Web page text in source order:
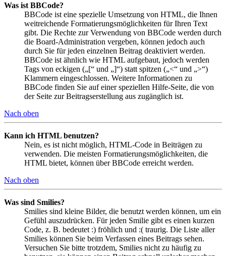
Was ist BBCode?
BBCode ist eine spezielle Umsetzung von HTML, die Ihnen
weitreichende Formatierungsmöglichkeiten für Ihren Text
gibt. Die Rechte zur Verwendung von BBCode werden durch
die Board-Administration vergeben, können jedoch auch
durch Sie für jeden einzelnen Beitrag deaktiviert werden.
BBCode ist ähnlich wie HTML aufgebaut, jedoch werden
Tags von eckigen („[“ und „]“) statt spitzen („<“ und „>“)
Klammern eingeschlossen. Weitere Informationen zu
BBCode finden Sie auf einer speziellen Hilfe-Seite, die von
der Seite zur Beitragserstellung aus zugänglich ist.
Nach oben
Kann ich HTML benutzen?
Nein, es ist nicht möglich, HTML-Code in Beiträgen zu
verwenden. Die meisten Formatierungsmöglichkeiten, die
HTML bietet, können über BBCode erreicht werden.
Nach oben
Was sind Smilies?
Smilies sind kleine Bilder, die benutzt werden können, um ein
Gefühl auszudrücken. Für jeden Smilie gibt es einen kurzen
Code, z. B. bedeutet :) fröhlich und :( traurig. Die Liste aller
Smilies können Sie beim Verfassen eines Beitrags sehen.
Versuchen Sie bitte trotzdem, Smilies nicht zu häufig zu